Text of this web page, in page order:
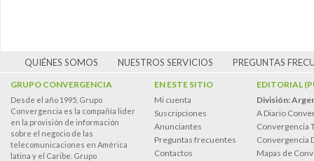
QUIÉNES SOMOS NUESTROS SERVICIOS PREGUNTAS
GRUPO CONVERGENCIA
Desde el año 1995, Grupo
Convergencia es la compañía lider
en la provisión de información
sobre el negocio de las
telecomunicaciones en América
latina y el Caribe. Grupo
EN ESTE SITIO
Mi cuenta
Suscripciones
Anunciantes
Preguntas frecuentes
Contactos
EDITORIAL
División:
A Diario
Convergencia
Convergencia
Mapas de